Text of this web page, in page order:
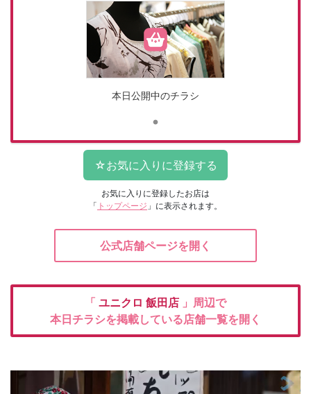
本日公開中のチラシ
お気に入りに登録したお店は
「 トップページ 」に表示されます。
公式店舗ページを開く
「 ユニクロ 飯田店 」周辺で
本日チラシを掲載している店舗一覧を開く